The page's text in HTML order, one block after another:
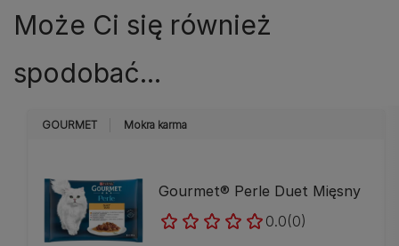
Może Ci się również
spodobać...
GOURMET Mokra karma
Gourmet® Perle Duet Mięsny
0.0(0)